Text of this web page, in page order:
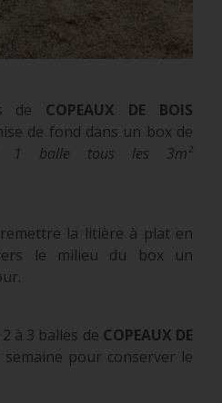
de COPEAUX DE BOIS
de fond dans un box de
1 balle tous les 3m²
la litière à plat en
le milieu du box un
à 3 balles de COPEAUX DE
semaine pour conserver le